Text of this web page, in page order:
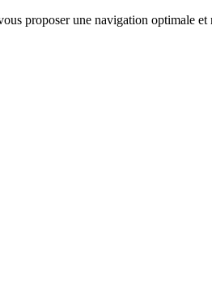
proposer une navigation optimale et